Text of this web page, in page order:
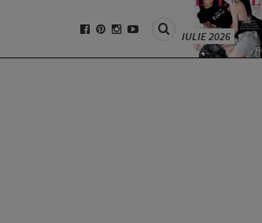
IULIE 2026